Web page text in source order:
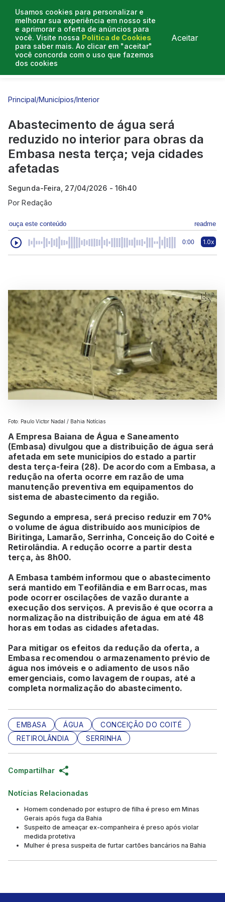
Usamos cookies para personalizar e
melhorar sua experiência em nosso site
e aprimorar a oferta de anúncios para
você. Visite nossa Política de Cookies
para saber mais. Ao clicar em "aceitar"
você concorda com o uso que fazemos
dos cookies
Aceitar
Entrevistas
Principal/Municípios/Interior
Abastecimento de água será
reduzido no interior para obras da
Embasa nesta terça; veja cidades
afetadas
Segunda-Feira, 27/04/2026 - 16h40
PorRedação
ouça este conteúdo readme
0:00 1.0x
Foto: Paulo Victor Nadal / Bahia Notícias
A Empresa Baiana de Água e Saneamento
(Embasa) divulgou que a distribuição de água será
afetada em sete municípios do estado a partir
desta terça-feira (28). De acordo com a Embasa, a
redução na oferta ocorre em razão de uma
manutenção preventiva em equipamentos do
sistema de abastecimento da região.
Segundo a empresa, será preciso reduzir em 70%
o volume de água distribuído aos municípios de
Biritinga, Lamarão, Serrinha, Conceição do Coité e
Retirolândia. A redução ocorre a partir desta
terça, às 8h00.
A Embasa também informou que o abastecimento
será mantido em Teofilândia e em Barrocas, mas
pode ocorrer oscilações de vazão durante a
execução dos serviços. A previsão é que ocorra a
normalização na distribuição de água em até 48
horas em todas as cidades afetadas.
Para mitigar os efeitos da redução da oferta, a
Embasa recomendou o armazenamento prévio de
água nos imóveis e o adiamento de usos não
emergenciais, como lavagem de roupas, até a
completa normalização do abastecimento.
EMBASA ÁGUA
CONCEIÇÃO DO COITÉ
RETIROLÂNDIA
SERRINHA
Compartilhar
Notícias Relacionadas
Homem condenado por estupro de filha é preso em Minas
Gerais após fuga da Bahia
Suspeito de ameaçar ex-companheira é preso após violar
medida protetiva
Mulher é presa suspeita de furtar cartões bancários na Bahia